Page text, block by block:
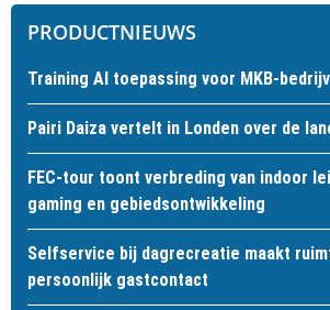
PRODUCTNIEUWS
Training AI toepassing voor MKB-
Pairi Daiza vertelt in Londen over de
FEC-tour toont verbreding van indoor
gaming en gebiedsontwikkeling
Selfservice bij dagrecreatie maakt
persoonlijk gastcontact